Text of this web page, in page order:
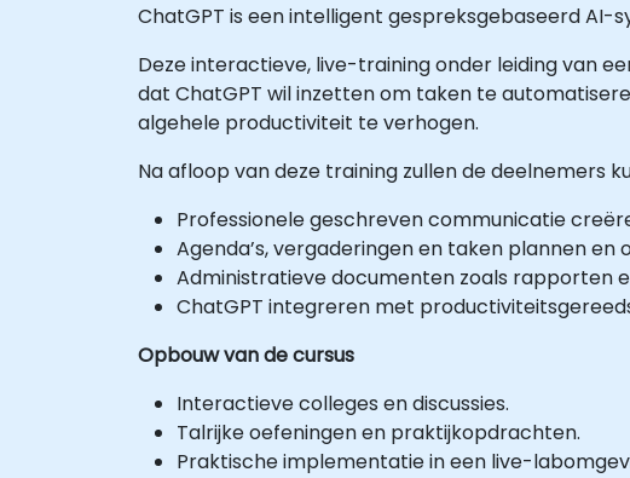
ChatGPT is een intelligent gespreksgebaseerd AI-
Deze interactieve, live-training onder leiding van
dat ChatGPT wil inzetten om taken te
algehele productiviteit te verhogen.
Na afloop van deze training zullen de deelnemers
Professionele geschreven communicatie
Agenda’s, vergaderingen en taken plannen
Administratieve documenten zoals rapporten
ChatGPT integreren met
Opbouw van de cursus
Interactieve colleges en discussies.
Talrijke oefeningen en praktijkopdrachten.
Praktische implementatie in een live-